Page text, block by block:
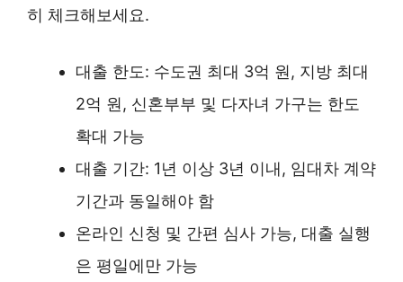
히 체크해보세요.
대출 한도: 수도권 최대 3억 원, 지방 최대
2억 원, 신혼부부 및 다자녀 가구는 한도
확대 가능
대출 기간: 1년 이상 3년 이내, 임대차 계약
기간과 동일해야 함
온라인 신청 및 간편 심사 가능, 대출 실행
은 평일에만 가능